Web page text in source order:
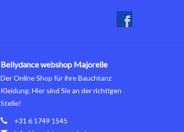
Bellydance webshop Majorelle
Der Online Shop für ihre Bauchtanz
Kleidung. Hier sind Sie an der richtigen
Stelle!
+31 6 1749 1545